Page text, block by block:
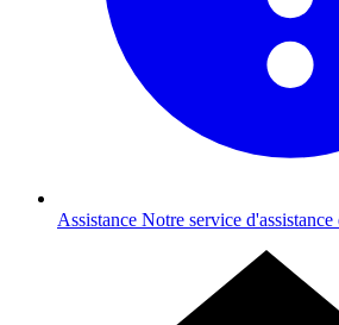
Assistance Notre service